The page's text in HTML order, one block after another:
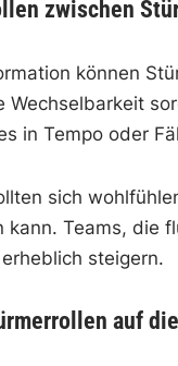
zwischen
können
Wechselbarkeit
in Tempo oder
sich
Teams, die
steigern.
auf